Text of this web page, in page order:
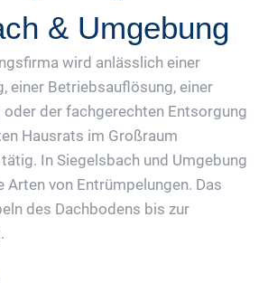
& Umgebung
wird anlässlich einer
einer Betriebsauflösung, einer
der fachgerechten Entsorgung
Hausrats im Großraum
In Siegelsbach und Umgebung
Arten von Entrümpelungen. Das
des Dachbodens bis zur